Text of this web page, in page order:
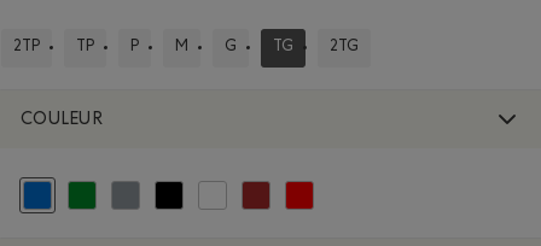
2TP TP P M G TG 2TG
COULEUR
Choisir Classé selon Couleur : Bleu
Classer selon Couleur : Vert
Classer selon Couleur : Gris
Classer selon Couleur : Noir
Classer selon Couleur : Blanc et Naturel
Classer selon Couleur : Brun
Classer selon Couleur : Rouge et Rose